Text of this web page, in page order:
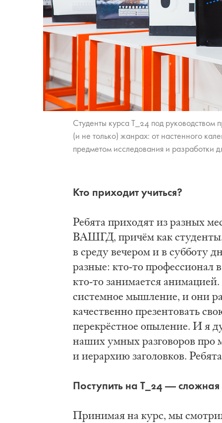
Студенты курса T_24 под
(и не только) жанрах: от настенного
предметом исследования и разработки
Кто приходит учиться?
Ребята приходят из разных
ВАШГД, причём как студенты,
в среду вечером и в субботу
разные: кто-то профессионал
кто-то занимается
системное мышление, и они
качественно презентовать
перекрёстное опыление. И я
наших умных разговоров про
и иерархию заголовков.
Поступить на Т_24 —
Принимая на курс, мы